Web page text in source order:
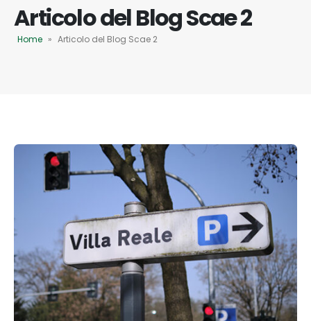
Articolo del Blog Scae 2
Home » Articolo del Blog Scae 2